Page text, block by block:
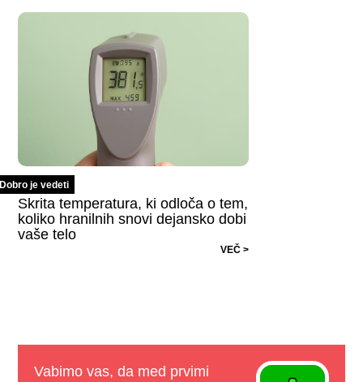
Dobro je vedeti
Skrita temperatura, ki odloča o tem,
koliko hranilnih snovi dejansko dobi
vaše telo
VEČ >
Vabimo vas, da med prvimi